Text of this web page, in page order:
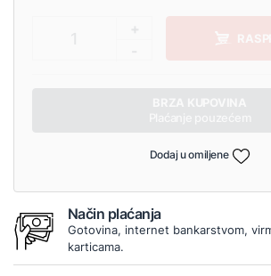
Dodaj u omiljene
Način plaćanja
Gotovina, internet bankarstvom,
karticama.